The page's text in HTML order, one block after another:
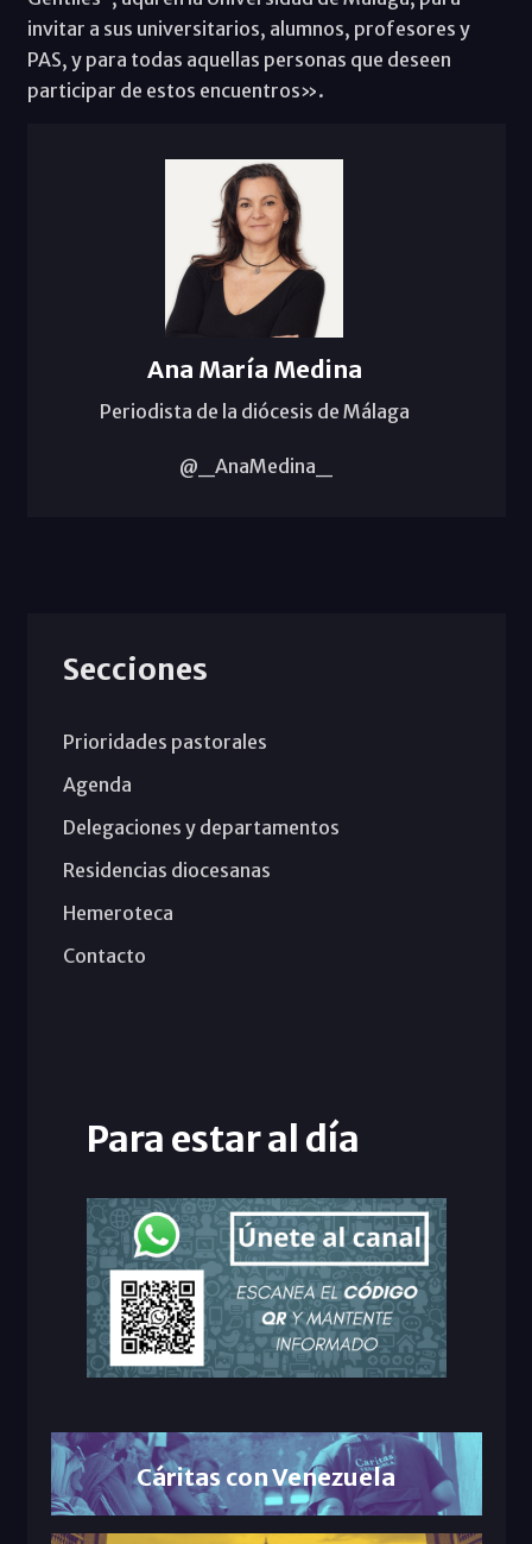
invitar a sus universitarios, alumnos, profesores y
PAS, y para todas aquellas personas que deseen
participar de estos encuentros».
Ana María Medina
Periodista de la diócesis de Málaga
@_AnaMedina_
Secciones
Prioridades pastorales
Agenda
Delegaciones y departamentos
Residencias diocesanas
Hemeroteca
Contacto
Para estar al día
Cáritas con Venezuela